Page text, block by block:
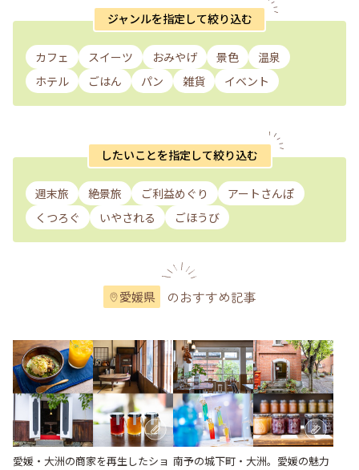
ジャンルを指定して絞り込む
カフェ スイーツ おみやげ 景色
温泉
ホテル
ごはん パン 雑貨 イベント
したいことを指定して絞り込む
週末旅 絶景旅 ご利益めぐり
アートさんぽ
くつろぐ
いやされる ごほうび
愛媛県 のおすすめ記事
愛媛・大洲の商家を再生したショ 南予の城下町・大洲。愛媛の魅力